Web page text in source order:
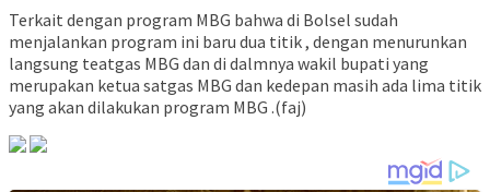
Terkait dengan program MBG bahwa di Bolsel sudah
menjalankan program ini baru dua titik , dengan menurunkan
langsung teatgas MBG dan di dalmnya wakil bupati yang
merupakan ketua satgas MBG dan kedepan masih ada lima titik
yang akan dilakukan program MBG .(faj)